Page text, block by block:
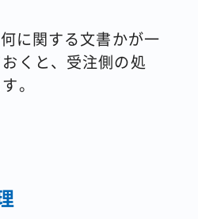
に関する文書かが一
くと、受注側の処
。